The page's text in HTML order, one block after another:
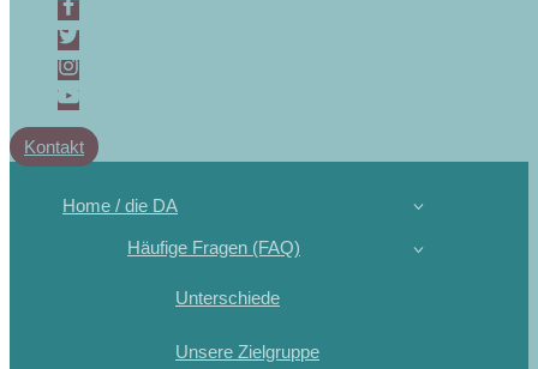
Kontakt
Home / die DA
Häufige Fragen (FAQ)
Unterschiede
Unsere Zielgruppe